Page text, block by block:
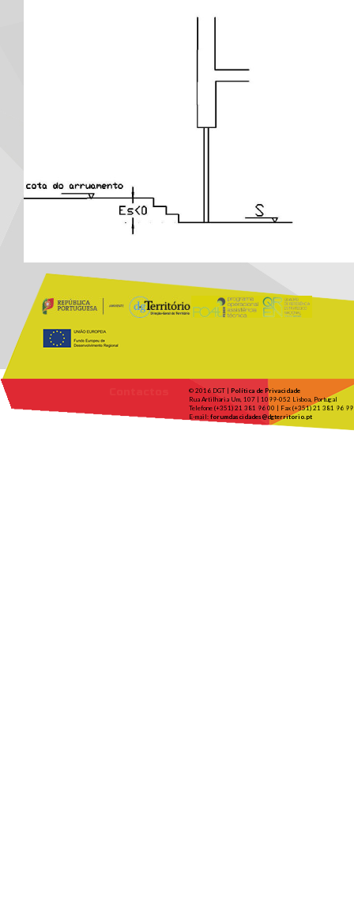
© 2016 DGT | Política de Privacidade
Rua Artilharia Um, 107 | 1099-052 Lisboa, Portugal
Telefone (+351) 21 381 96 00 | Fax (+351) 21 381 96 99
E-mail: forumdascidades@dgterritorio.pt